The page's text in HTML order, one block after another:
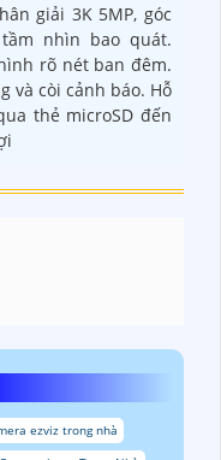
giải 3K 5MP, góc
tầm nhìn bao quát.
rõ nét ban đêm.
và còi cảnh báo. Hỗ
thẻ microSD đến
ezviz trong nhà